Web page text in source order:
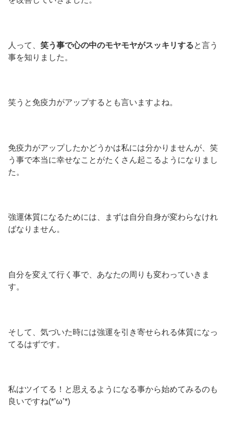
人って、 笑う事で心の中のモヤモヤがスッキリすると言う
事を知りました。
笑うと免疫力がアップするとも言いますよね。
免疫力がアップしたかどうかは私には分かりませんが、笑
う事で本当に幸せなことがたくさん起こるようになりまし
た。
強運体質になるためには、まずは自分自身が変わらなけれ
ばなりません。
自分を変えて行く事で、あなたの周りも変わっていきま
す。
そして、気づいた時には強運を引き寄せられる体質になっ
てるはずです。
私はツイてる！と思えるようになる事から始めてみるのも
良いですね(*’ω’*)